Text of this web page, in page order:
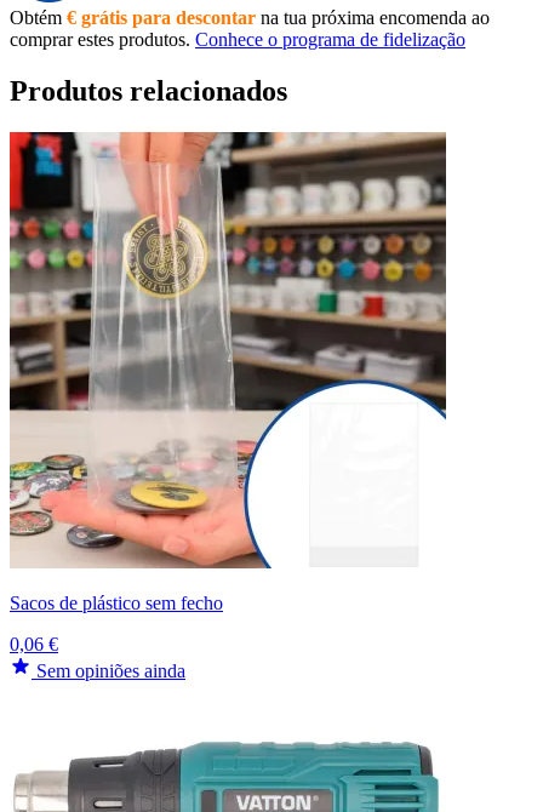
Obtém € grátis para descontar na tua próxima encomenda ao
comprar estes produtos. Conhece o programa de fidelização
Produtos relacionados
Sacos de plástico sem fecho
0,06 €
Sem opiniões ainda